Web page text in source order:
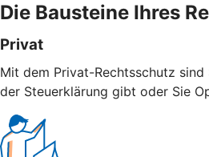
Die Bausteine Ihres
Privat
Mit dem Privat-Rechtsschutz
der Steuerklärung gibt oder Sie